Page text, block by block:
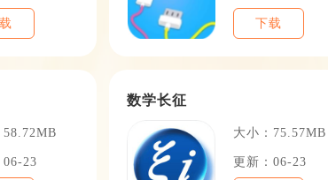
下载
58.72MB
06-23
数学长征
大小：75.57MB
更新：06-23